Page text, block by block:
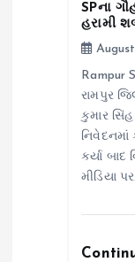
SPના
હરામી
Rampur
રામપુર
કુમાર
કર્યા બાદ
મીડિયા